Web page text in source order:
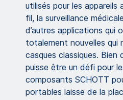
utilisés pour les appareils
fil, la surveillance
d’autres applications qui
totalement nouvelles qui
casques classiques.
puisse être un défi pour
composants SCHOTT
portables laisse de la